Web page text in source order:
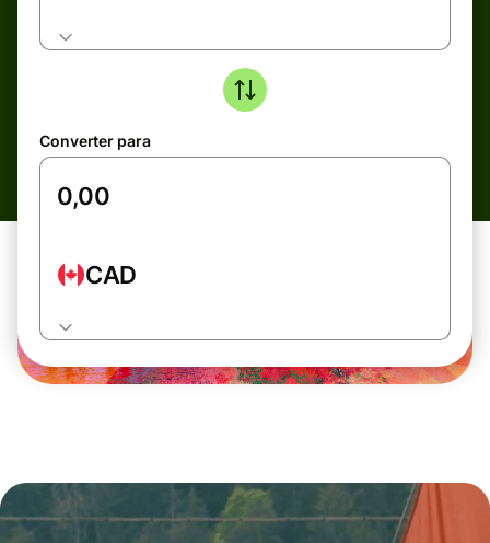
Converter para
CAD